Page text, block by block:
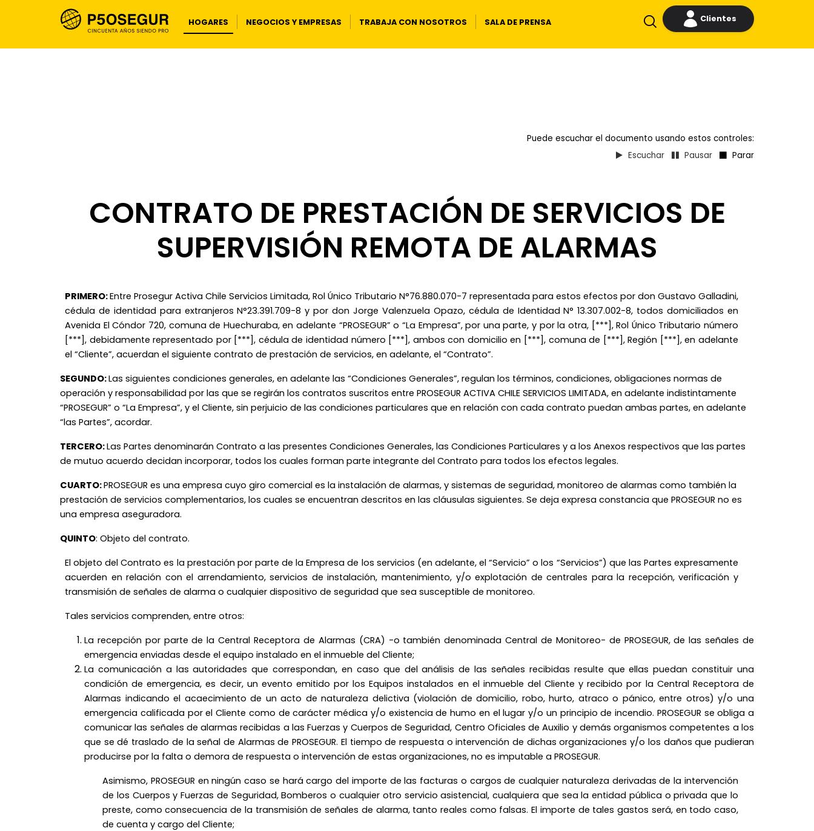
HOGARES NEGOCIOS Y EMPRESAS TRABAJA CON NOSOTROS SALA DE PRENSA Clientes
Puede escuchar el documento usando estos controles:
Escuchar
Pausar Parar
CONTRATO DE PRESTACIÓN DE SERVICIOS DE
SUPERVISIÓN REMOTA DE ALARMAS
PRIMERO:Entre Prosegur Activa Chile Servicios Limitada, Rol Único Tributario N°76.880.070-7 representada para estos efectos por don Gustavo Galladini,
cédula de identidad para extranjeros N°23.391.709-8 y por don Jorge Valenzuela Opazo, cédula de Identidad N° 13.307.002-8, todos domiciliados en
Avenida El Cóndor 720, comuna de Huechuraba, en adelante “PROSEGUR” o “La Empresa”, por una parte, y por la otra, [***], Rol Único Tributario número
[***], debidamente representado por [***], cédula de identidad número [***], ambos con domicilio en [***], comuna de [***], Región [***], en adelante
el “Cliente”, acuerdan el siguiente contrato de prestación de servicios, en adelante, el “Contrato”.
SEGUNDO:Las siguientes condiciones generales, en adelante las “Condiciones Generales”, regulan los términos, condiciones, obligaciones normas de
operación y responsabilidad por las que se regirán los contratos suscritos entre PROSEGUR ACTIVA CHILE SERVICIOS LIMITADA, en adelante indistintamente
“PROSEGUR” o “La Empresa”, y el Cliente, sin perjuicio de las condiciones particulares que en relación con cada contrato puedan ambas partes, en adelante
“las Partes”, acordar.
TERCERO:Las Partes denominarán Contrato a las presentes Condiciones Generales, las Condiciones Particulares y a los Anexos respectivos que las partes
de mutuo acuerdo decidan incorporar, todos los cuales forman parte integrante del Contrato para todos los efectos legales.
CUARTO:PROSEGUR es una empresa cuyo giro comercial es la instalación de alarmas, y sistemas de seguridad, monitoreo de alarmas como también la
prestación de servicios complementarios, los cuales se encuentran descritos en las cláusulas siguientes. Se deja expresa constancia que PROSEGUR no es
una empresa aseguradora.
QUINTO: Objeto del contrato.
El objeto del Contrato es la prestación por parte de la Empresa de los servicios (en adelante, el “Servicio” o los “Servicios”) que las Partes expresamente
acuerden en relación con el arrendamiento, servicios de instalación, mantenimiento, y/o explotación de centrales para la recepción, verificación y
transmisión de señales de alarma o cualquier dispositivo de seguridad que sea susceptible de monitoreo.
Tales servicios comprenden, entre otros:
La recepción por parte de la Central Receptora de Alarmas (CRA) -o también denominada Central de Monitoreo- de PROSEGUR, de las señales de
emergencia enviadas desde el equipo instalado en el inmueble del Cliente;
La comunicación a las autoridades que correspondan, en caso que del análisis de las señales recibidas resulte que ellas puedan constituir una
condición de emergencia, es decir, un evento emitido por los Equipos instalados en el inmueble del Cliente y recibido por la Central Receptora de
Alarmas indicando el acaecimiento de un acto de naturaleza delictiva (violación de domicilio, robo, hurto, atraco o pánico, entre otros) y/o una
emergencia calificada por el Cliente como de carácter médica y/o existencia de humo en el lugar y/o un principio de incendio. PROSEGUR se obliga a
comunicar las señales de alarmas recibidas a las Fuerzas y Cuerpos de Seguridad, Centro Oficiales de Auxilio y demás organismos competentes a los
que se dé traslado de la señal de Alarmas de PROSEGUR. El tiempo de respuesta o intervención de dichas organizaciones y/o los daños que pudieran
producirse por la falta o demora de respuesta o intervención de estas organizaciones, no es imputable a PROSEGUR.
Asimismo, PROSEGUR en ningún caso se hará cargo del importe de las facturas o cargos de cualquier naturaleza derivadas de la intervención
de los Cuerpos y Fuerzas de Seguridad, Bomberos o cualquier otro servicio asistencial, cualquiera que sea la entidad pública o privada que lo
preste, como consecuencia de la transmisión de señales de alarma, tanto reales como falsas. El importe de tales gastos será, en todo caso,
de cuenta y cargo del Cliente;